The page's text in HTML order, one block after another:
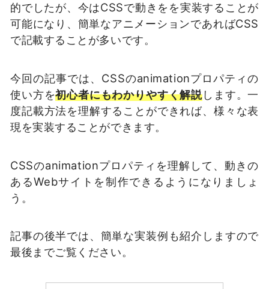
的でしたが、今はCSSで動きをを実装することが
可能になり、簡単なアニメーションであればCSS
で記載することが多いです。
今回の記事では、CSSのanimationプロパティの
使い方を初心者にもわかりやすく解説します。一
度記載方法を理解することができれば、様々な表
現を実装することができます。
CSSのanimationプロパティを理解して、動きの
あるWebサイトを制作できるようになりましょ
う。
記事の後半では、簡単な実装例も紹介しますので
最後までご覧ください。